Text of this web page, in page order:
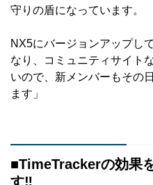
守りの盾になっています。
NX5にバージョンアップし
なり、コミュニティサイト
いので、新メンバーもその
ます」
■TimeTrackerの効果
す‼